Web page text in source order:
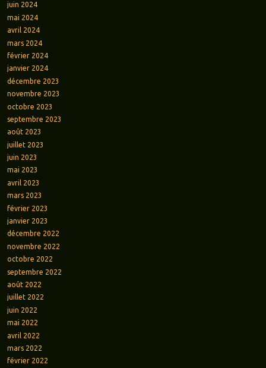
juin 2024
mai 2024
avril 2024
mars 2024
février 2024
janvier 2024
décembre 2023
novembre 2023
octobre 2023
septembre 2023
août 2023
juillet 2023
juin 2023
mai 2023
avril 2023
mars 2023
février 2023
janvier 2023
décembre 2022
novembre 2022
octobre 2022
septembre 2022
août 2022
juillet 2022
juin 2022
mai 2022
avril 2022
mars 2022
février 2022